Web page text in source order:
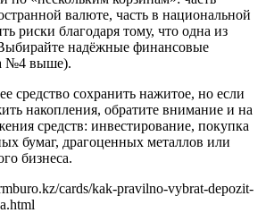
валюте, часть в национальной
риски благодаря тому, что одна из
надёжные финансовые
№4 выше).
средство сохранить нажитое, но если
накопления, обратите внимание и на
средств: инвестирование, покупка
бумаг, драгоценных металлов или
бизнеса.
cards/kak-pravilno-vybrat-depozit-